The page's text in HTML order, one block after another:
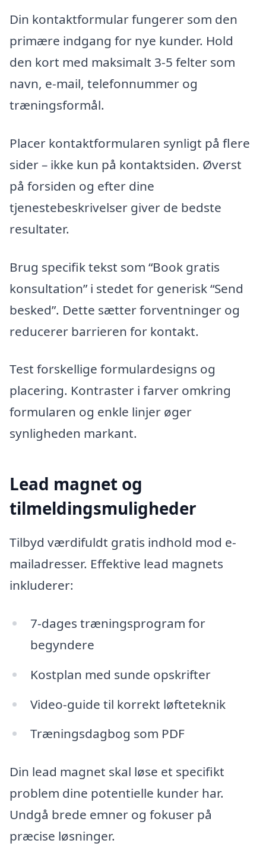
Din kontaktformular fungerer som den
primære indgang for nye kunder. Hold
den kort med maksimalt 3-5 felter som
navn, e-mail, telefonnummer og
træningsformål.
Placer kontaktformularen synligt på flere
sider – ikke kun på kontaktsiden. Øverst
på forsiden og efter dine
tjenestebeskrivelser giver de bedste
resultater.
Brug specifik tekst som “Book gratis
konsultation” i stedet for generisk “Send
besked”. Dette sætter forventninger og
reducerer barrieren for kontakt.
Test forskellige formulardesigns og
placering. Kontraster i farver omkring
formularen og enkle linjer øger
synligheden markant.
Lead magnet og
tilmeldingsmuligheder
Tilbyd værdifuldt gratis indhold mod e-
mailadresser. Effektive lead magnets
inkluderer:
7-dages træningsprogram for
begyndere
Kostplan med sunde opskrifter
Video-guide til korrekt løfteteknik
Træningsdagbog som PDF
Din lead magnet skal løse et specifikt
problem dine potentielle kunder har.
Undgå brede emner og fokuser på
præcise løsninger.